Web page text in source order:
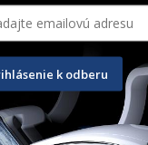
Soft
k odberu